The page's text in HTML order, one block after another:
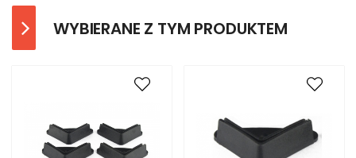
WYBIERANE Z TYM PRODUKTEM